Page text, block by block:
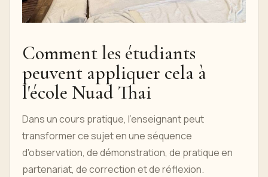
Comment les étudiants
peuvent appliquer cela à
l'école Nuad Thai
Dans un cours pratique, l'enseignant peut
transformer ce sujet en une séquence
d'observation, de démonstration, de pratique en
partenariat, de correction et de réflexion.